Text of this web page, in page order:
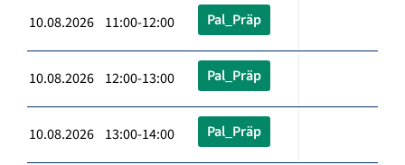
10.08.2026 11:00-12:00 Pal_Präp
10.08.2026 12:00-13:00 Pal_Präp
10.08.2026 13:00-14:00 Pal_Präp